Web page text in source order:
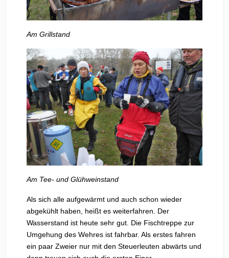
Am Grillstand
Am Tee- und Glühweinstand
Als sich alle aufgewärmt und auch schon wieder
abgekühlt haben, heißt es weiterfahren. Der
Wasserstand ist heute sehr gut. Die Fischtreppe zur
Umgehung des Wehres ist fahrbar. Als erstes fahren
ein paar Zweier nur mit den Steuerleuten abwärts und